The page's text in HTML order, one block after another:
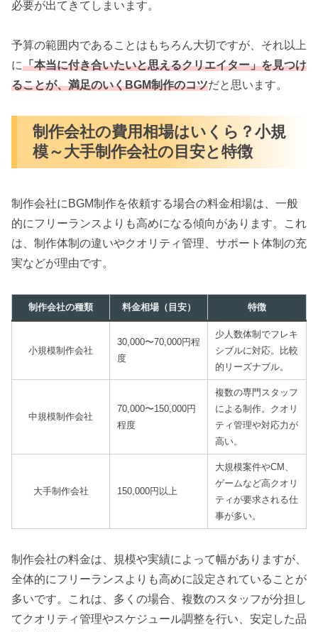
必要が出てきてしまいます。
予算の範囲内であることはもちろん大切ですが、それ以上
に「本当に付き合いたいと思えるクリエイター」を見つけ
ることが、満足のいくBGM制作のコツだと思います。
制作会社の費用相場はいくら？小規
模～大手制作会社の目安と特徴
制作会社にBGM制作を依頼する場合の料金相場は、一般
的にフリーランスよりも高めになる傾向があります。これ
は、制作体制の違いやクオリティ管理、サポート体制の充
実などが理由です。
制作会社の種類 料金相場（目安） 特徴
小規模制作会社
30,000〜70,000円程
度
少人数体制でフレキ
シブルに対応。比較
的リーズナブル。
中規模制作会社
70,000〜150,000円
程度
複数の専門スタッフ
による制作。クオリ
ティ管理や対応力が
高い。
大手制作会社 150,000円以上
大規模案件やCM、
ゲームなど高クオリ
ティが要求される仕
事が多い。
制作会社の料金は、規模や実績によって幅がありますが、
全体的にフリーランスよりも高めに設定されていることが
多いです。これは、多くの場合、複数のスタッフが分担し
てクオリティ管理やスケジュール調整を行い、安定した品